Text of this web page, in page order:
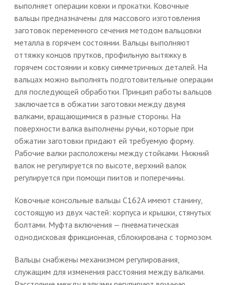
выполняет операции ковки и прокатки. Ковочные
вальцы предназначены для массового изготовления
заготовок переменного сечения методом вальцовки
металла в горячем состоянии. Вальцы выполняют
оттяжку концов прутков, профильную вытяжку в
горячем состоянии и ковку симметричных деталей. На
вальцах можно выполнять подготовительные операции
для последующей обработки. Принцип работы вальцов
заключается в обжатии заготовки между двумя
валками, вращающимися в разные стороны. На
поверхности валка выполнены ручьи, которые при
обжатии заготовки придают ей требуемую форму.
Рабочие валки расположены между стойками. Нижний
валок не регулируется по высоте, верхний валок
регулируется при помощи пиитов и поперечины.
Ковочные консольные вальцы С162А имеют станину,
состоящую из двух частей: корпуса и крышки, стянутых
болтами. Муфта включения — пневматическая
однодисковая фрикционная, сблокирована с тормозом.
Вальцы снабжены механизмом регулирования,
служащим для изменения расстояния между валками.